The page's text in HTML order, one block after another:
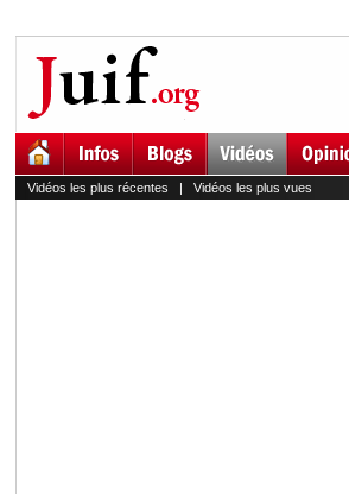
Vidéos les plus récentes | Vidéos les plus vues